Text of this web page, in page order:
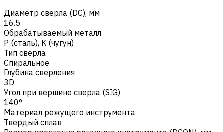
Диаметр сверла (DC), мм
16.5
Обрабатываемый металл
Р (сталь), K (чугун)
Тип сверла
Спиральное
Глубина сверления
3D
Угол при вершине сверла (SIG)
140°
Материал режущего инструмента
Твердый сплав